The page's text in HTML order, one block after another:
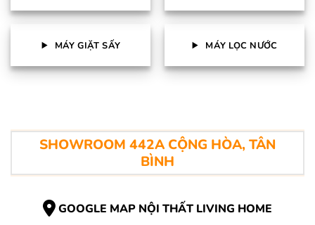
MÁY GIẶT SẤY MÁY LỌC NƯỚC
SHOWROOM 442A CỘNG HÒA, TÂN
BÌNH
GOOGLE MAP NỘI THẤT LIVING HOME